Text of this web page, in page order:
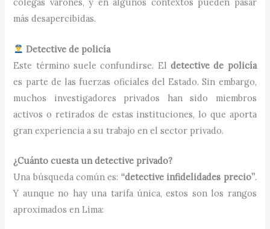
colegas varones, y en algunos contextos pueden pasar
más desapercibidas.
Detective de policía
Este término suele confundirse. El detective de policía
es parte de las fuerzas oficiales del Estado. Sin embargo,
muchos investigadores privados han sido miembros
activos o retirados de estas instituciones, lo que aporta
gran experiencia a su trabajo en el sector privado.
¿Cuánto cuesta un detective privado?
Una búsqueda común es: “detective infidelidades precio”.
Y aunque no hay una tarifa única, estos son los rangos
aproximados en Lima: